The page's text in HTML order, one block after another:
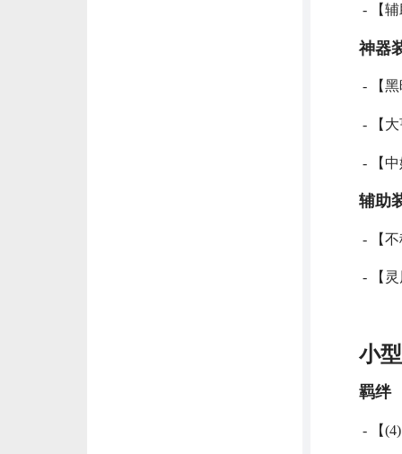
- 【
神器
- 【
- 【
- 【
辅助
- 【
- 【
小
羁绊
- 【